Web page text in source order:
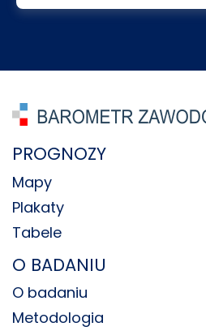
PROGNOZY
Mapy
Plakaty
Tabele
O BADANIU
O badaniu
Metodologia